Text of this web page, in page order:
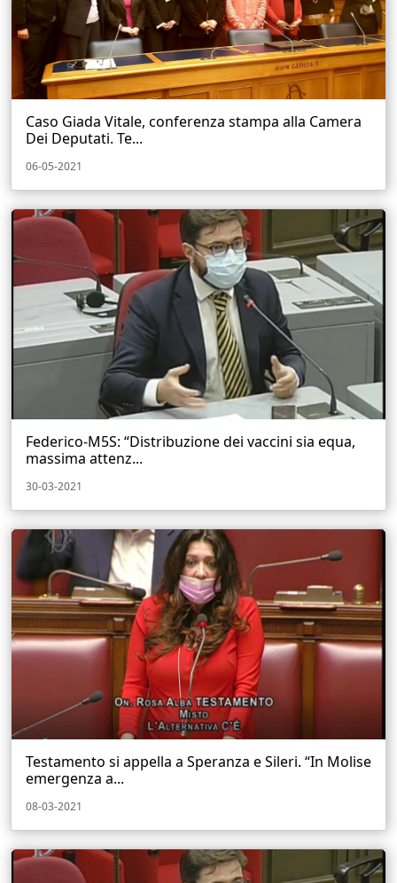
Caso Giada Vitale, conferenza stampa alla Camera
Dei Deputati. Te...
06-05-2021
Federico-M5S: “Distribuzione dei vaccini sia equa,
massima attenz...
30-03-2021
Testamento si appella a Speranza e Sileri. “In Molise
emergenza a...
08-03-2021